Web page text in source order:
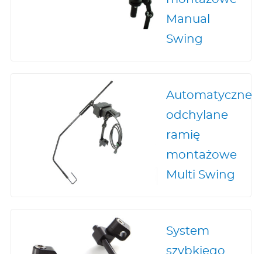
Manual
Swing
Automatyczne
odchylane
ramię
montażowe
Multi Swing
System
szybkiego